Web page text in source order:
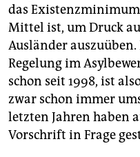
das
Mittel ist, um Druck
Ausländer
Regelung im
schon seit 1998, ist
zwar schon immer
letzten Jahren haben
Vorschrift in Frage